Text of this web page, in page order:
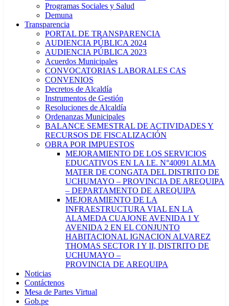
Programas Sociales y Salud
Demuna
Transparencia
PORTAL DE TRANSPARENCIA
AUDIENCIA PÚBLICA 2024
AUDIENCIA PÚBLICA 2023
Acuerdos Municipales
CONVOCATORIAS LABORALES CAS
CONVENIOS
Decretos de Alcaldía
Instrumentos de Gestión
Resoluciones de Alcaldía
Ordenanzas Municipales
BALANCE SEMESTRAL DE ACTIVIDADES Y
RECURSOS DE FISCALIZACIÓN
OBRA POR IMPUESTOS
MEJORAMIENTO DE LOS SERVICIOS
EDUCATIVOS EN LA I.E. N°40091 ALMA
MATER DE CONGATA DEL DISTRITO DE
UCHUMAYO – PROVINCIA DE AREQUIPA
– DEPARTAMENTO DE AREQUIPA
MEJORAMIENTO DE LA
INFRAESTRUCTURA VIAL EN LA
ALAMEDA CUAJONE AVENIDA 1 Y
AVENIDA 2 EN EL CONJUNTO
HABITACIONAL IGNACION ALVAREZ
THOMAS SECTOR I Y II, DISTRITO DE
UCHUMAYO –
PROVINCIA DE AREQUIPA
Noticias
Contáctenos
Mesa de Partes Virtual
Gob.pe